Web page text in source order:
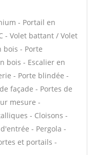
- Portail en
- Volet battant / Volet
bois - Porte
bois - Escalier en
- Porte blindée -
façade - Portes de
mesure -
- Cloisons -
- Pergola -
et portails -